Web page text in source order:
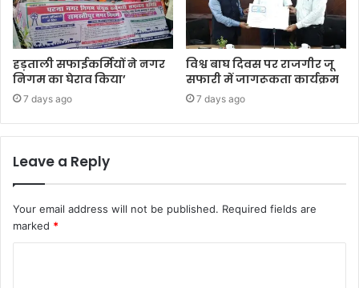
हड़ताली सफाईकर्मियों ने नगर
निगम का घेराव किया’
7 days ago
विश्व बाघ दिवस पर राजगीर जू
सफारी में जागरूकता कार्यक्रम
7 days ago
Leave a Reply
Your email address will not be published. Required fields are
marked *